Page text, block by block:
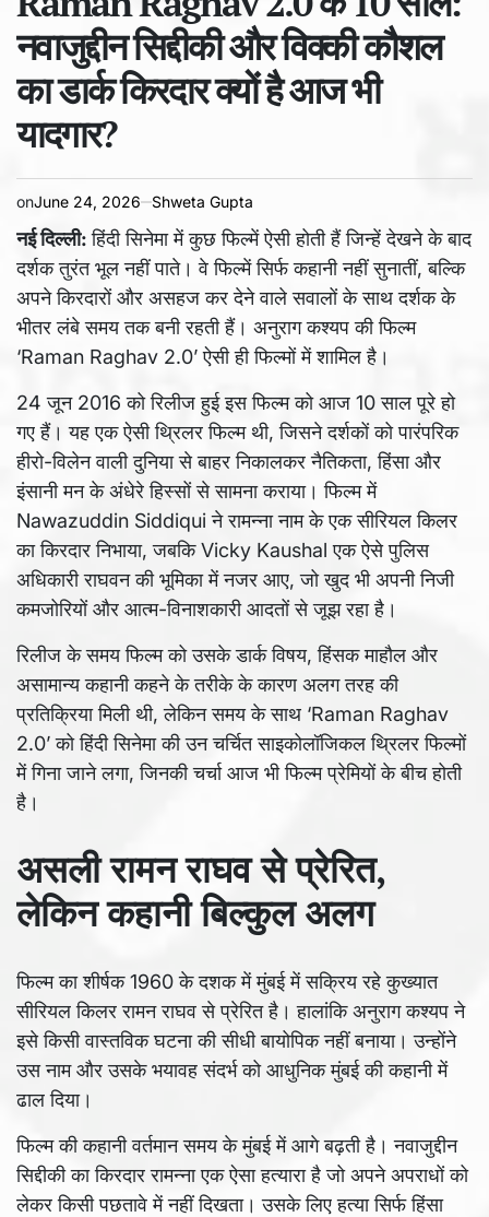
नवाजुद्दीन सिद्दीकी और विक्की कौशल
का डार्क किरदार क्यों है आज भी
यादगार?
onJune 24, 2026 Shweta Gupta
नई दिल्ली:हिंदी सिनेमा में कुछ फिल्में ऐसी होती हैं जिन्हें देखने के बाद
दर्शक तुरंत भूल नहीं पाते। वे फिल्में सिर्फ कहानी नहीं सुनातीं, बल्कि
अपने किरदारों और असहज कर देने वाले सवालों के साथ दर्शक के
भीतर लंबे समय तक बनी रहती हैं। अनुराग कश्यप की फिल्म
‘Raman Raghav 2.0’ ऐसी ही फिल्मों में शामिल है।
24 जून 2016 को रिलीज हुई इस फिल्म को आज 10 साल पूरे हो
गए हैं। यह एक ऐसी थ्रिलर फिल्म थी, जिसने दर्शकों को पारंपरिक
हीरो-विलेन वाली दुनिया से बाहर निकालकर नैतिकता, हिंसा और
इंसानी मन के अंधेरे हिस्सों से सामना कराया। फिल्म में
Nawazuddin Siddiqui ने रामन्ना नाम के एक सीरियल किलर
का किरदार निभाया, जबकि Vicky Kaushal एक ऐसे पुलिस
अधिकारी राघवन की भूमिका में नजर आए, जो खुद भी अपनी निजी
कमजोरियों और आत्म-विनाशकारी आदतों से जूझ रहा है।
रिलीज के समय फिल्म को उसके डार्क विषय, हिंसक माहौल और
असामान्य कहानी कहने के तरीके के कारण अलग तरह की
प्रतिक्रिया मिली थी, लेकिन समय के साथ ‘Raman Raghav
2.0’ को हिंदी सिनेमा की उन चर्चित साइकोलॉजिकल थ्रिलर फिल्मों
में गिना जाने लगा, जिनकी चर्चा आज भी फिल्म प्रेमियों के बीच होती
है।
असली रामन राघव से प्रेरित,
लेकिन कहानी बिल्कुल अलग
फिल्म का शीर्षक 1960 के दशक में मुंबई में सक्रिय रहे कुख्यात
सीरियल किलर रामन राघव से प्रेरित है। हालांकि अनुराग कश्यप ने
इसे किसी वास्तविक घटना की सीधी बायोपिक नहीं बनाया। उन्होंने
उस नाम और उसके भयावह संदर्भ को आधुनिक मुंबई की कहानी में
ढाल दिया।
फिल्म की कहानी वर्तमान समय के मुंबई में आगे बढ़ती है। नवाजुद्दीन
सिद्दीकी का किरदार रामन्ना एक ऐसा हत्यारा है जो अपने अपराधों को
लेकर किसी पछतावे में नहीं दिखता। उसके लिए हत्या सिर्फ हिंसा